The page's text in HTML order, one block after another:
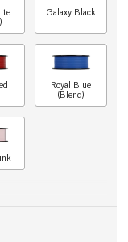
Galaxy Black
Royal Blue
(Blend)